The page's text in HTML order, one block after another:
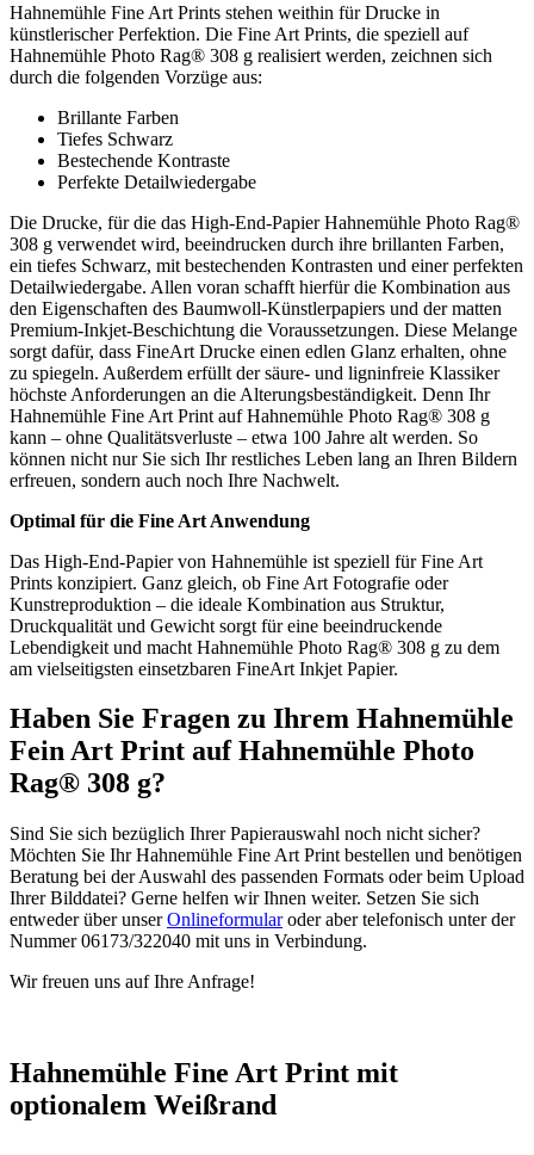
Hahnemühle Fine Art Prints stehen weithin für Drucke in
künstlerischer Perfektion. Die Fine Art Prints, die speziell auf
Hahnemühle Photo Rag® 308 g realisiert werden, zeichnen sich
durch die folgenden Vorzüge aus:
Brillante Farben
Tiefes Schwarz
Bestechende Kontraste
Perfekte Detailwiedergabe
Die Drucke, für die das High-End-Papier Hahnemühle Photo Rag®
308 g verwendet wird, beeindrucken durch ihre brillanten Farben,
ein tiefes Schwarz, mit bestechenden Kontrasten und einer perfekten
Detailwiedergabe. Allen voran schafft hierfür die Kombination aus
den Eigenschaften des Baumwoll-Künstlerpapiers und der matten
Premium-Inkjet-Beschichtung die Voraussetzungen. Diese Melange
sorgt dafür, dass FineArt Drucke einen edlen Glanz erhalten, ohne
zu spiegeln. Außerdem erfüllt der säure- und ligninfreie Klassiker
höchste Anforderungen an die Alterungsbeständigkeit. Denn Ihr
Hahnemühle Fine Art Print auf Hahnemühle Photo Rag® 308 g
kann – ohne Qualitätsverluste – etwa 100 Jahre alt werden. So
können nicht nur Sie sich Ihr restliches Leben lang an Ihren Bildern
erfreuen, sondern auch noch Ihre Nachwelt.
Optimal für die Fine Art Anwendung
Das High-End-Papier von Hahnemühle ist speziell für Fine Art
Prints konzipiert. Ganz gleich, ob Fine Art Fotografie oder
Kunstreproduktion – die ideale Kombination aus Struktur,
Druckqualität und Gewicht sorgt für eine beeindruckende
Lebendigkeit und macht Hahnemühle Photo Rag® 308 g zu dem
am vielseitigsten einsetzbaren FineArt Inkjet Papier.
Haben Sie Fragen zu Ihrem Hahnemühle
Fein Art Print auf Hahnemühle Photo
Rag® 308 g?
Sind Sie sich bezüglich Ihrer Papierauswahl noch nicht sicher?
Möchten Sie Ihr Hahnemühle Fine Art Print bestellen und benötigen
Beratung bei der Auswahl des passenden Formats oder beim Upload
Ihrer Bilddatei? Gerne helfen wir Ihnen weiter. Setzen Sie sich
entweder über unserOnlineformularoder aber telefonisch unter der
Nummer 06173/322040 mit uns in Verbindung.
Wir freuen uns auf Ihre Anfrage!
Hahnemühle Fine Art Print mit
optionalem Weißrand